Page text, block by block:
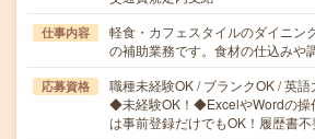
仕事内容
軽食・カフェスタイルのダイニン
の補助業務です。食材の仕込みや
応募資格
職種未経験OK / ブランクOK / 英語
◆未経験OK！◆ExcelやWordの操
は事前登録だけでもOK！履歴書